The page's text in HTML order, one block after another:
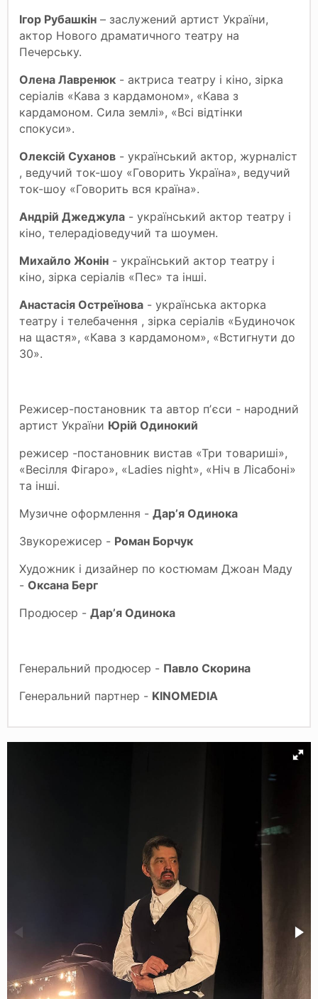
Ігор Рубашкін – заслужений артист України,
актор Нового драматичного театру на
Печерську.
Олена Лавренюк - актриса театру і кіно, зірка
серіалів «Кава з кардамоном», «Кава з
кардамоном. Сила землі», «Всі відтінки
спокуси».
Олексій Суханов - український актор, журналіст
, ведучий ток-шоу «Говорить Україна», ведучий
ток-шоу «Говорить вся країна».
Андрій Джеджула - український актор театру і
кіно, телерадіоведучий та шоумен.
Михайло Жонін - український актор театру і
кіно, зірка серіалів «Пес» та інші.
Анастасія Остреїнова - українська акторка
театру і телебачення , зірка серіалів «Будиночок
на щастя», «Кава з кардамоном», «Встигнути до
30».
Режисер-постановник та автор пʼєси - народний
артист України Юрій Одинокий
режисер -постановник вистав «Три товариші»,
«Весілля Фігаро», «Ladies night», «Ніч в Лісабоні»
та інші.
Музичне оформлення - Дарʼя Одинока
Звукорежисер - Роман Борчук
Художник і дизайнер по костюмам Джоан Маду
- Оксана Берг
Продюсер - Дарʼя Одинока
Генеральний продюсер - Павло Скорина
Генеральний партнер - KINOMEDIA